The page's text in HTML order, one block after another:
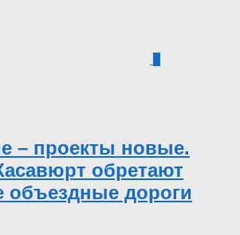
– проекты новые.
обретают
объездные дороги